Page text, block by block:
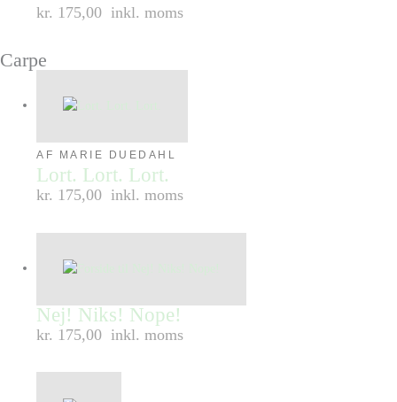
kr. 175,00 inkl. moms
Carpe
AF MARIE DUEDAHL
Lort. Lort. Lort.
kr. 175,00 inkl. moms
Nej! Niks! Nope!
kr. 175,00 inkl. moms